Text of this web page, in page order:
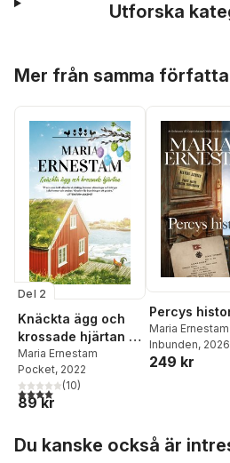
Utforska
Mer från samma
Del 2
Knäckta ägg och
krossade hjärtan -
en alldeles omöjlig
påsk
Maria Ernestam
Pocket, 2022
4,0utav 5 stjärnor. Totalt antal röster:
(10)
89 kr
Percys
Maria Ernestam
Inbunden, 2026
249 kr
Du kanske också är